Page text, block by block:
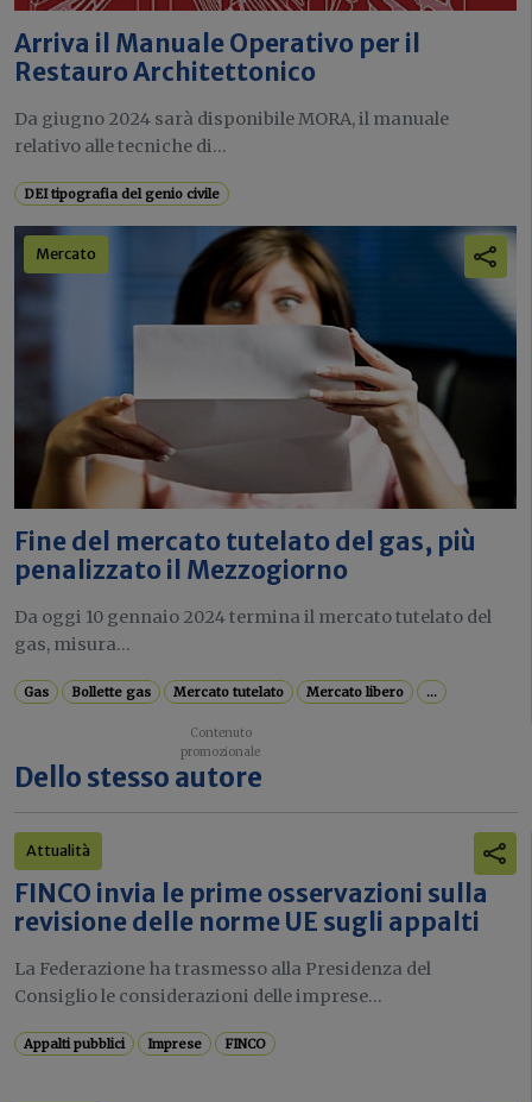
Arriva il Manuale Operativo per il
Restauro Architettonico
Da giugno 2024 sarà disponibile MORA, il manuale
relativo alle tecniche di...
DEI tipografia del genio civile
Mercato
Fine del mercato tutelato del gas, più
penalizzato il Mezzogiorno
Da oggi 10 gennaio 2024 termina il mercato tutelato del
gas, misura...
Gas Bollette gas Mercato tutelato Mercato libero ...
Dello stesso autore
Attualità
FINCO invia le prime osservazioni sulla
revisione delle norme UE sugli appalti
La Federazione ha trasmesso alla Presidenza del
Consiglio le considerazioni delle imprese...
Appalti pubblici Imprese FINCO